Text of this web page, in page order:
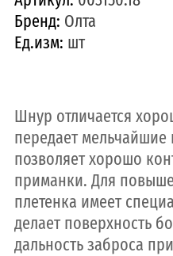
Бренд: Олта
Ед.изм: шт
Шнур отличается
передает
позволяет хорошо
приманки. Для
плетенка имеет
делает поверхность
дальность заброса